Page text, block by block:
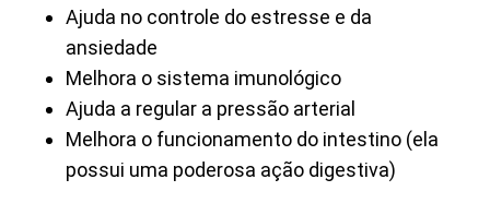
Ajuda no controle do estresse e da
ansiedade
Melhora o sistema imunológico
Ajuda a regular a pressão arterial
Melhora o funcionamento do intestino (ela
possui uma poderosa ação digestiva)